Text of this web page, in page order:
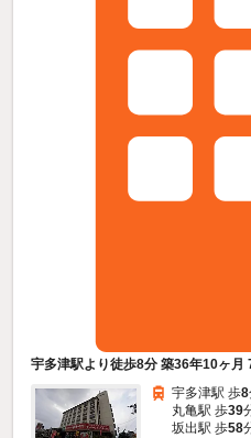
宇多津駅より徒歩8分 築36年10ヶ月
宇多津駅 歩8
丸亀駅 歩39
坂出駅 歩58